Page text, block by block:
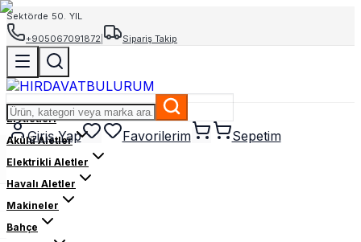
Sektörde 50. YIL
+905067091872
Sipariş Takip
Giriş Yap Favorilerim Sepetim
El Aletleri
Akülü Aletler
Elektrikli Aletler
Havalı Aletler
Makineler
Bahçe